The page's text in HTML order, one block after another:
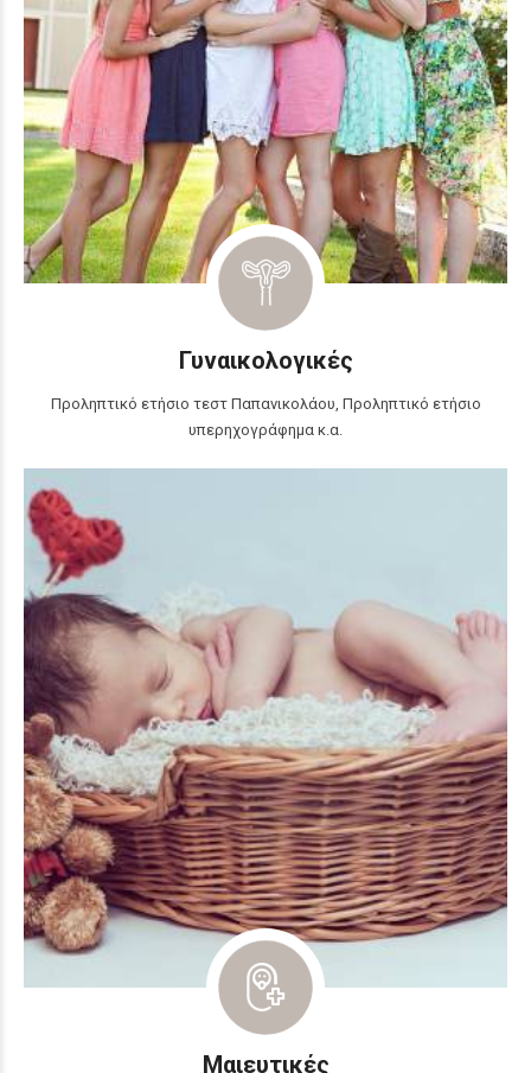
Γυναικολογικές
Προληπτικό ετήσιο τεστ Παπανικολάου, Προληπτικό ετήσιο
υπερηχογράφημα κ.α.
Μαιευτικές